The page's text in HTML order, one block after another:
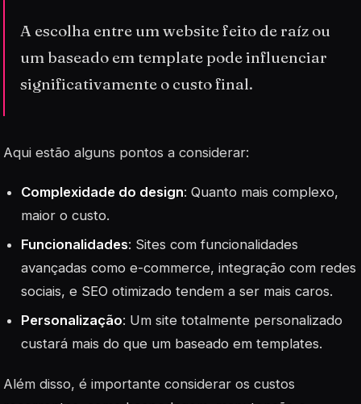
A escolha entre um website feito de raíz ou
um baseado em template pode influenciar
significativamente o custo final.
Aqui estão alguns pontos a considerar:
Complexidade do design: Quanto mais complexo,
maior o custo.
Funcionalidades: Sites com funcionalidades
avançadas como e-commerce, integração com redes
sociais, e SEO otimizado tendem a ser mais caros.
Personalização: Um site totalmente personalizado
custará mais do que um baseado em templates.
Além disso, é importante considerar os custos